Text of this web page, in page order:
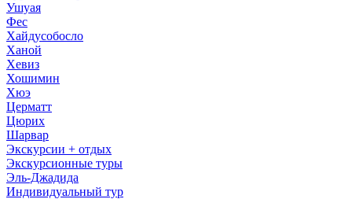
Ушуая
Фес
Хайдусобосло
Ханой
Хевиз
Хошимин
Хюэ
Церматт
Цюрих
Шарвар
Экскурсии + отдых
Экскурсионные туры
Эль-Джадида
Индивидуальный тур